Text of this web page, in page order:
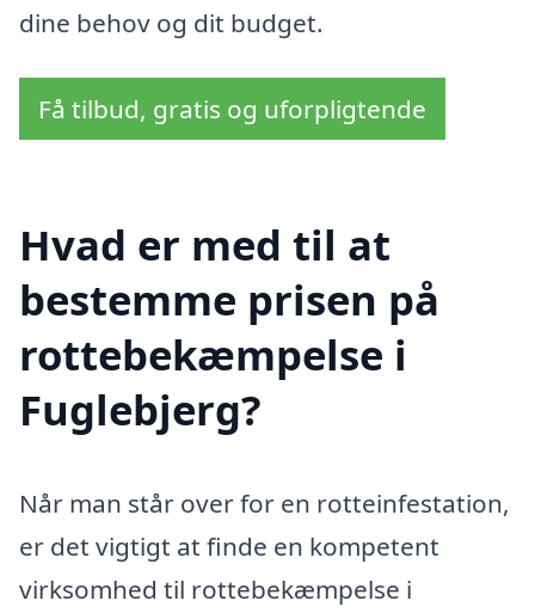
dine behov og dit budget.
Få tilbud, gratis og uforpligtende
Hvad er med til at
bestemme prisen på
rottebekæmpelse i
Fuglebjerg?
Når man står over for en rotteinfestation,
er det vigtigt at finde en kompetent
virksomhed til rottebekæmpelse i